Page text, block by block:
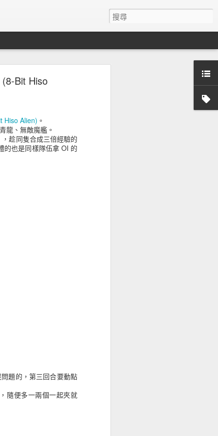
Bit Hiso
Hiso Alien) 。
龍、無敵魔艦。
趁同隻合成三倍經驗的
的也是同樣隊伍拿 OI 的
題的，第三回合要動點
隨便多一兩個一起夾就
Orbling),
(Kraken Kino)是
多難了，更別說當初開
的方式都是一回合秒不
了，才繼續玩下去。
，分別是 25, 45, 65
十五體的多了 O 版本
怪 KINO的關卡是扎
版本有五萬可收，算
錢關二十體約八千好
六十五級的關卡應該
第三回合要打個幾輪
隊伍有個浪女椿的專
班也是行動機關無效
，王的攻擊是全橫、
列一次大力的，錢抽
物防、血量比較低的
只好用迴避的高速之